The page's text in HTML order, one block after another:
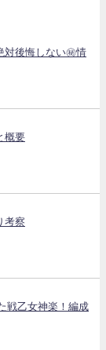
対後悔しない㊙情
概要
考察
戦乙女神楽！編成